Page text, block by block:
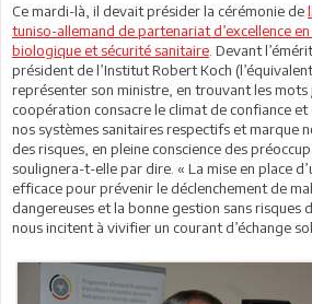
Ce mardi-là, il devait présider la cérémonie de
tuniso-allemand de partenariat d’excellence
biologique et sécurité sanitaire . Devant
président de l’Institut Robert Koch
représenter son ministre, en trouvant les mots
coopération consacre le climat de confiance
nos systèmes sanitaires respectifs et marque
des risques, en pleine conscience des
soulignera-t-elle par dire. « La mise en place
efficace pour prévenir le déclenchement de
dangereuses et la bonne gestion sans risques
nous incitent à vivifier un courant d’échange